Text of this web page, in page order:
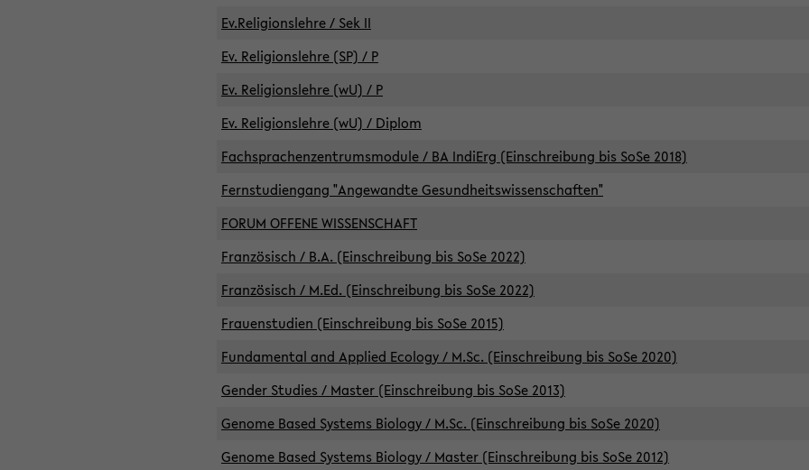
Ev.Religionslehre / Sek II
Ev. Religionslehre (SP) / P
Ev. Religionslehre (wU) / P
Ev. Religionslehre (wU) / Diplom
Fachsprachenzentrumsmodule / BA IndiErg (Einschreibung bis SoSe 2018)
Fernstudiengang "Angewandte Gesundheitswissenschaften"
FORUM OFFENE WISSENSCHAFT
Französisch / B.A. (Einschreibung bis SoSe 2022)
Französisch / M.Ed. (Einschreibung bis SoSe 2022)
Frauenstudien (Einschreibung bis SoSe 2015)
Fundamental and Applied Ecology / M.Sc. (Einschreibung bis SoSe 2020)
Gender Studies / Master (Einschreibung bis SoSe 2013)
Genome Based Systems Biology / M.Sc. (Einschreibung bis SoSe 2020)
Genome Based Systems Biology / Master (Einschreibung bis SoSe 2012)